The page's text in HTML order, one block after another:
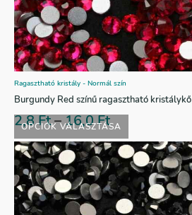
OPCIÓK VÁLASZTÁSA
Ragasztható kristály - Normál szín
Burgundy Red színű ragasztható kristálykő
2,8Ft–16,0Ft